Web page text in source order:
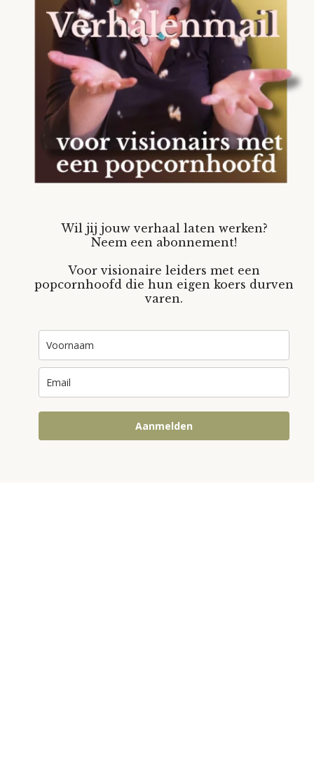
Wil jij jouw verhaal laten werken?
Neem een abonnement!
Voor visionaire leiders met een
popcornhoofd die hun eigen koers durven
varen.
Aanmelden